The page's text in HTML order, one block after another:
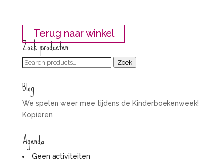
Terug naar winkel
Zoek producten
Zoeken
Zoek
Blog
We spelen weer mee tijdens de Kinderboekenweek!
Kopiëren
Agenda
Geen activiteiten